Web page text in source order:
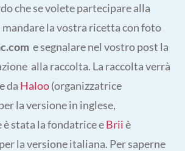
che se volete partecipare alla
la vostra ricetta con foto
e segnalare nel vostro post la
alla raccolta. La raccolta verrà
da Haloo(organizzatrice
la versione in inglese,
è stata la fondatrice eBriiè
la versione italiana. Per saperne